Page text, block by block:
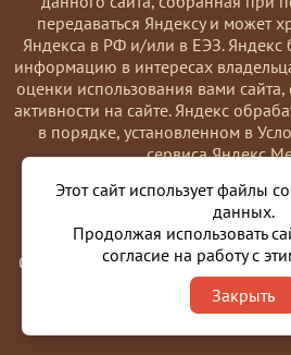
Этот сайт использует файлы
данных.
Продолжая использовать
согласие на работу с
Закрыть
передаваться Яндексу и может
Яндекса в РФ и/или в ЕЭЗ. Яндекс
информацию в интересах
оценки использования вами сайта,
активности на сайте. Яндекс
в порядке, установленном в
сервиса Яндекс
Вы можете отказаться от
соответствующие настройки в
использовать
https://yandex.ru/support/
Однако это может повлиять на
сайта. Используя этот сайт, вы
данных о вас в порядке и